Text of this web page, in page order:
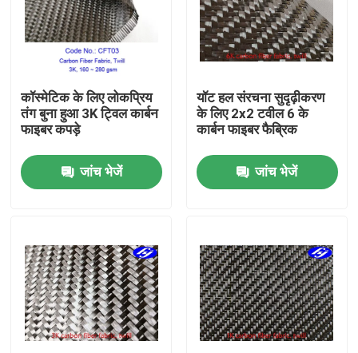
हमारे बारे में
फैक्टरी यात्रा
हमसे संपर्क करें
समाचार
एक बोली का अनुरोध
कार्बन अरामी फैब्रिक
कॉस्मेटिक के लिए लोकप्रिय
तंग बुना हुआ 3K ट्विल कार्बन
फाइबर कपड़े
जांच भेजें
यॉट हल संरचना सुदृढ़ीकरण
के लिए 2x2 टवील 6 के
कार्बन फाइबर फैब्रिक
जांच भेजें